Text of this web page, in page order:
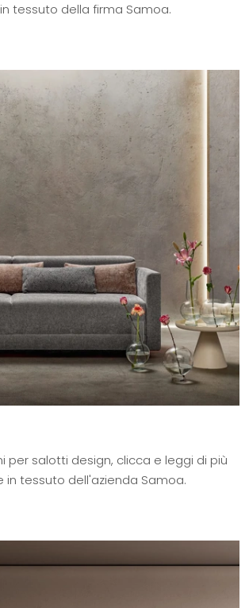
tessuto della firma Samoa.
per salotti design, clicca e leggi di più
in tessuto dell'azienda Samoa.